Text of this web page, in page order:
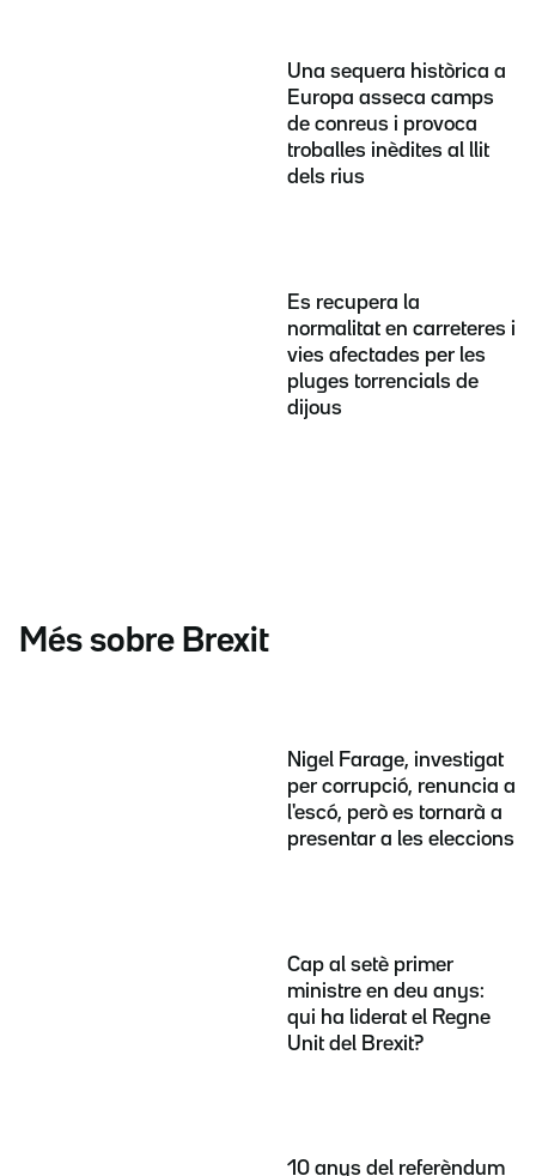
Una sequera històrica a
Europa asseca camps
de conreus i provoca
troballes inèdites al llit
dels rius
Es recupera la
normalitat en carreteres i
vies afectades per les
pluges torrencials de
dijous
Més sobre Brexit
Nigel Farage, investigat
per corrupció, renuncia a
l'escó, però es tornarà a
presentar a les eleccions
Cap al setè primer
ministre en deu anys:
qui ha liderat el Regne
Unit del Brexit?
10 anys del referèndum